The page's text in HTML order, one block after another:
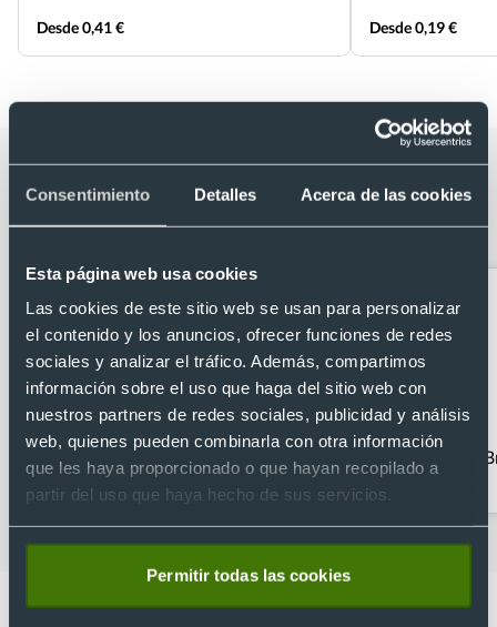
Consentimiento Detalles Acerca de las cookies
Esta página web usa cookies
Las cookies de este sitio web se usan para personalizar
el contenido y los anuncios, ofrecer funciones de redes
sociales y analizar el tráfico. Además, compartimos
información sobre el uso que haga del sitio web con
nuestros partners de redes sociales, publicidad y análisis
web, quienes pueden combinarla con otra información
que les haya proporcionado o que hayan recopilado a
partir del uso que haya hecho de sus servicios.
Permitir todas las cookies
Desde 0,41 € Desde 0,19 €
Categorías relacionadas con Tarjetero
publicitario en caña de trigo con RFID
y 1 compartimento
Abanicos publicidad
Accesorios de seguridad
y localización